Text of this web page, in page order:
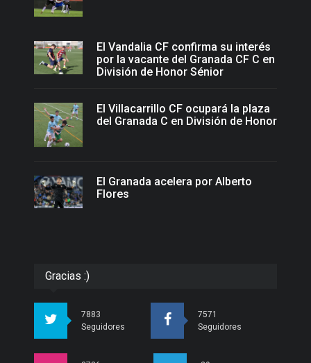
El Vandalia CF confirma su interés
por la vacante del Granada CF C en
División de Honor Sénior
El Villacarrillo CF ocupará la plaza
del Granada C en División de Honor
El Granada acelera por Alberto
Flores
Gracias :)
7883
Seguidores
7571
Seguidores